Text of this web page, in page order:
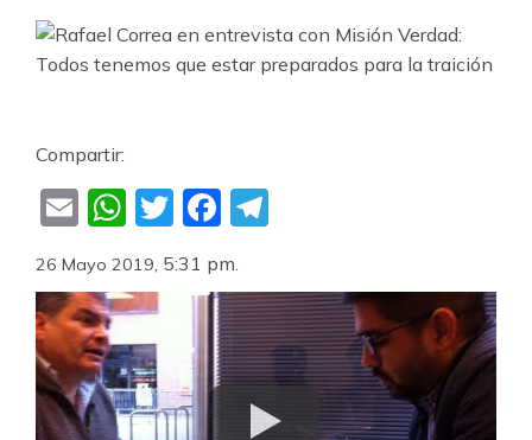
Compartir:
EmailWhatsApp
TwitterFacebook
26 Mayo 2019, 5:31 pm.